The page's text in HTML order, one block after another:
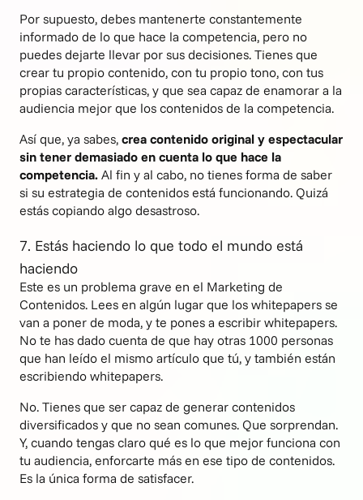
Por supuesto, debes mantenerte constantemente
informado de lo que hace la competencia, pero no
puedes dejarte llevar por sus decisiones. Tienes que
crear tu propio contenido, con tu propio tono, con tus
propias características, y que sea capaz de enamorar a la
audiencia mejor que los contenidos de la competencia.
Así que, ya sabes, crea contenido original y espectacular
sin tener demasiado en cuenta lo que hace la
competencia. Al fin y al cabo, no tienes forma de saber
si su estrategia de contenidos está funcionando. Quizá
estás copiando algo desastroso.
7. Estás haciendo lo que todo el mundo está
haciendo
Este es un problema grave en el Marketing de
Contenidos. Lees en algún lugar que los whitepapers se
van a poner de moda, y te pones a escribir whitepapers.
No te has dado cuenta de que hay otras 1000 personas
que han leído el mismo artículo que tú, y también están
escribiendo whitepapers.
No. Tienes que ser capaz de generar contenidos
diversificados y que no sean comunes. Que sorprendan.
Y, cuando tengas claro qué es lo que mejor funciona con
tu audiencia, enforcarte más en ese tipo de contenidos.
Es la única forma de satisfacer.